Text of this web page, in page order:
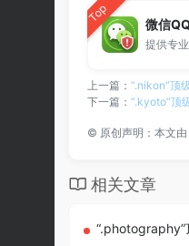
Top 微信
上一篇： “.nikon”顶
下一篇： “.kyoto”顶
© 原创声明：本文由
相关文章
“.photography”